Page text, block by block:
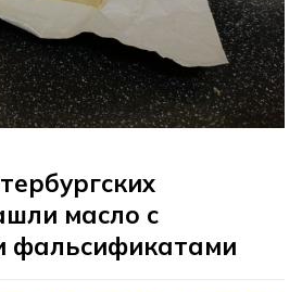
масло с
фальсификатами